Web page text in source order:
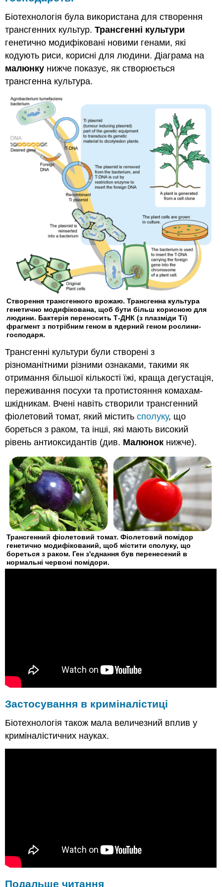
Біотехнологія була використана для створення
трансгенних культур.Трансгенні культури
генетично модифіковані новими генами, які
кодують риси, корисні для людини. Діаграма на
малюнку нижче показує, як створюється
трансгенна культура.
Створення трансгенного врожаю. Трансгенна культура
генетично модифікована, щоб бути більш корисною для
людини. Бактерія переносить Т-ДНК (з плазміди Ti)
фрагмент з потрібним геном в ядерний геном рослини-
господаря.
Трансгенні культури були створені з
різноманітними різними ознаками, такими як
отримання більшої кількості їжі, краща дегустація,
переживання посухи та протистояння комахам-
шкідникам. Вчені навіть створили трансгенний
фіолетовий томат, який міститьсполуку, що
бореться з раком, та інші, які мають високий
рівень антиоксидантів (див. Малюнок нижче).
Трансгенний фіолетовий томат. Фіолетовий помідор
генетично модифікований, щоб містити сполуку, що
бореться з раком. Ген з'єднання був перенесений в
нормальні червоні помідори.
Застосування в криміналістиці
Біотехнологія також мала величезний вплив у
криміналістичних науках.
Подальше читання